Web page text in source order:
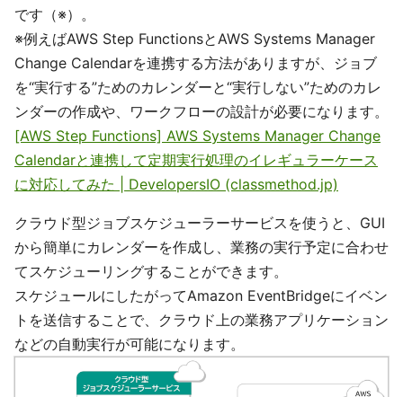
です（※）。
※例えばAWS Step FunctionsとAWS Systems Manager
Change Calendarを連携する方法がありますが、ジョブ
を“実行する”ためのカレンダーと“実行しない”ためのカレ
ンダーの作成や、ワークフローの設計が必要になります。
[AWS Step Functions] AWS Systems Manager Change
Calendarと連携して定期実行処理のイレギュラーケース
に対応してみた | DevelopersIO (classmethod.jp)
クラウド型ジョブスケジューラーサービスを使うと、GUI
から簡単にカレンダーを作成し、業務の実行予定に合わせ
てスケジューリングすることができます。
スケジュールにしたがってAmazon EventBridgeにイベン
トを送信することで、クラウド上の業務アプリケーション
などの自動実行が可能になります。